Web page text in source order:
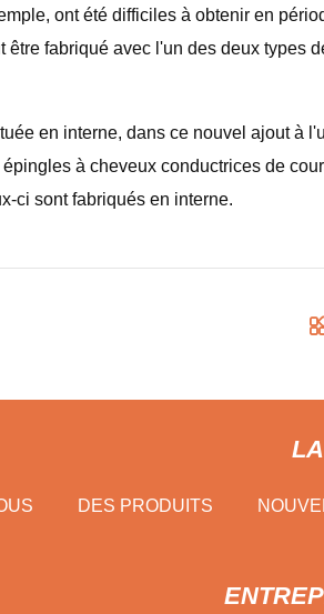
ont été difficiles à obtenir en
être fabriqué avec l'un des deux
en interne, dans ce nouvel ajout
à cheveux conductrices de
ci sont fabriqués en interne.
DES PRODUITS